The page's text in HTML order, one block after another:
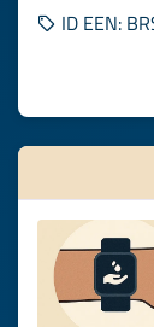
ID EEN: